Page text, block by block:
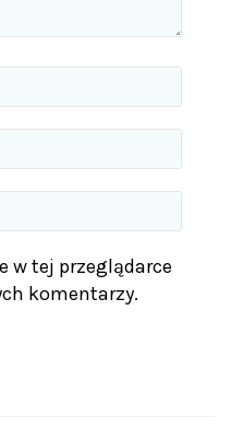
w tej przeglądarce
komentarzy.